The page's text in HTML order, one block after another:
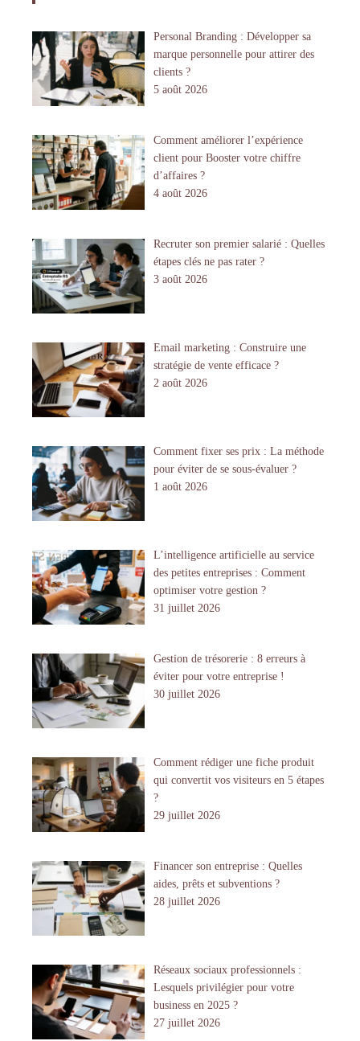
Personal Branding : Développer sa
marque personnelle pour attirer des
clients ?
5 août 2026
Comment améliorer l’expérience
client pour Booster votre chiffre
d’affaires ?
4 août 2026
Recruter son premier salarié : Quelles
étapes clés ne pas rater ?
3 août 2026
Email marketing : Construire une
stratégie de vente efficace ?
2 août 2026
Comment fixer ses prix : La méthode
pour éviter de se sous-évaluer ?
1 août 2026
L’intelligence artificielle au service
des petites entreprises : Comment
optimiser votre gestion ?
31 juillet 2026
Gestion de trésorerie : 8 erreurs à
éviter pour votre entreprise !
30 juillet 2026
Comment rédiger une fiche produit
qui convertit vos visiteurs en 5 étapes
?
29 juillet 2026
Financer son entreprise : Quelles
aides, prêts et subventions ?
28 juillet 2026
Réseaux sociaux professionnels :
Lesquels privilégier pour votre
business en 2025 ?
27 juillet 2026